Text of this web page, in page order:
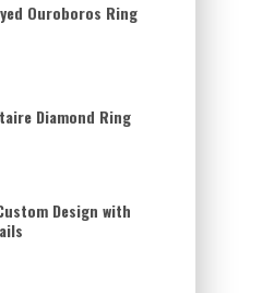
Ouroboros Ring
Diamond Ring
Design with